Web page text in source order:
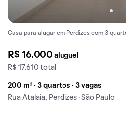
Casa para alugar em Perdizes com 3
R$ 16.000aluguel
R$ 17.610 total
200 m² · 3 quartos · 3 vagas
Rua Atalaia, Perdizes · São Paulo